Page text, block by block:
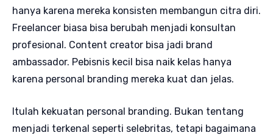
hanya karena mereka konsisten membangun citra diri.
Freelancer biasa bisa berubah menjadi konsultan
profesional. Content creator bisa jadi brand
ambassador. Pebisnis kecil bisa naik kelas hanya
karena personal branding mereka kuat dan jelas.
Itulah kekuatan personal branding. Bukan tentang
menjadi terkenal seperti selebritas, tetapi bagaimana